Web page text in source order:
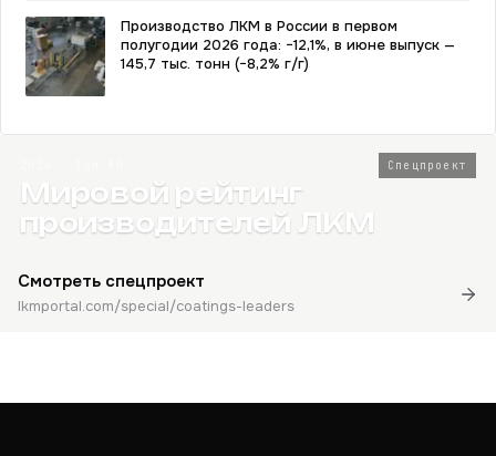
Производство ЛКМ в России в первом
полугодии 2026 года: −12,1%, в июне выпуск —
145,7 тыс. тонн (−8,2% г/г)
Спецпроект
Мировой рейтинг
производителей ЛКМ
Смотреть спецпроект
lkmportal.com/special/coatings-leaders